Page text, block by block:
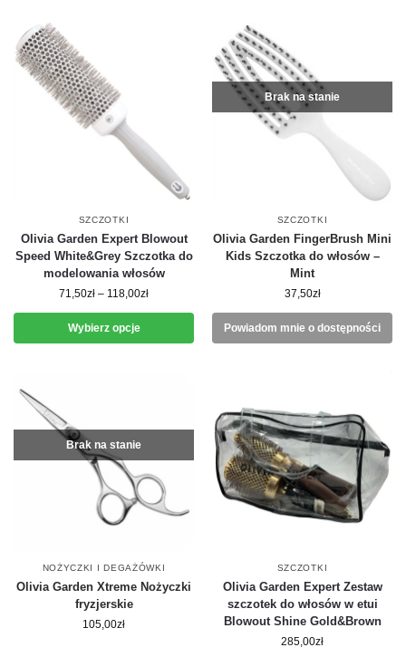
SZCZOTKI
Olivia Garden Expert Blowout
Speed White&Grey Szczotka do
modelowania włosów
71,50zł – 118,00zł
Wybierz opcje
Brak na stanie
SZCZOTKI
Olivia Garden FingerBrush Mini
Kids Szczotka do włosów –
Mint
37,50zł
Powiadom mnie o dostępności
Brak na stanie
NOŻYCZKI I DEGAŻÓWKI
Olivia Garden Xtreme Nożyczki
fryzjerskie
105,00zł
SZCZOTKI
Olivia Garden Expert Zestaw
szczotek do włosów w etui
Blowout Shine Gold&Brown
285,00zł